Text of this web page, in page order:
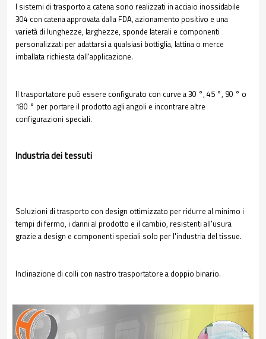
I sistemi di trasporto a catena sono realizzati in acciaio inossidabile
304 con catena approvata dalla FDA, azionamento positivo e una
varietà di lunghezze, larghezze, sponde laterali e componenti
personalizzati per adattarsi a qualsiasi bottiglia, lattina o merce
imballata richiesta dall'applicazione.
Il trasportatore può essere configurato con curve a 30 °, 45 °, 90 ° o
180 ° per portare il prodotto agli angoli e incontrare altre
configurazioni speciali.
Industria dei tessuti
Soluzioni di trasporto con design ottimizzato per ridurre al minimo i
tempi di fermo, i danni al prodotto e il cambio, resistenti all'usura
grazie a design e componenti speciali solo per l'industria del tissue.
Inclinazione di colli con nastro trasportatore a doppio binario.